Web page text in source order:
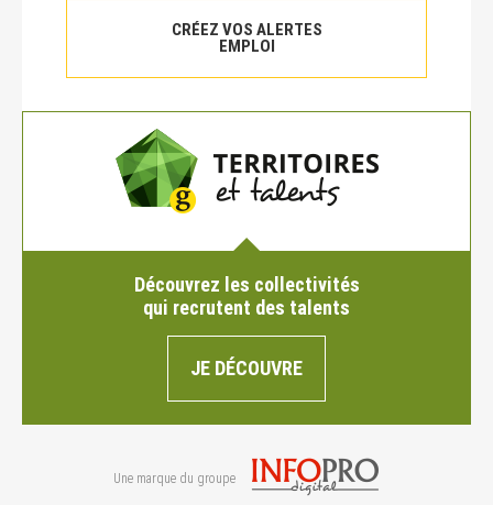
CRÉEZ VOS ALERTES
EMPLOI
Découvrez les collectivités
qui recrutent des talents
JE DÉCOUVRE
Une marque du groupe